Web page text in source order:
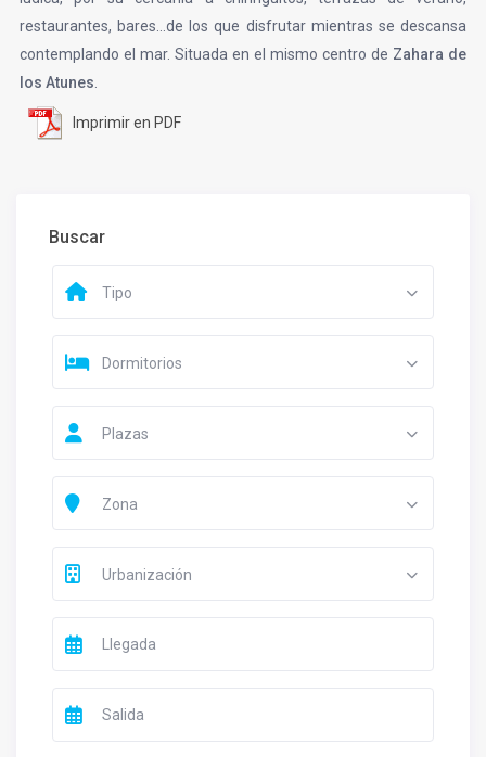
restaurantes, bares…de los que disfrutar mientras se descansa
contemplando el mar. Situada en el mismo centro de Zahara de
los Atunes
Imprimir en PDF
Buscar
Tipo
Dormitorios
Plazas
Zona
Urbanización